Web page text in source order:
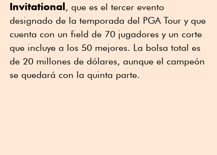
Invitational, que es el tercer evento
designado de la temporada del PGA Tour y que
cuenta con un field de 70 jugadores y un corte
que incluye a los 50 mejores. La bolsa total es
de 20 millones de dólares, aunque el campeón
se quedará con la quinta parte.